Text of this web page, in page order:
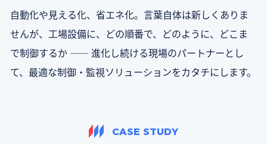
自動化や見える化、省エネ化。言葉自体は新しくありま
せんが、工場設備に、どの順番で、どのように、どこま
で制御するか —— 進化し続ける現場のパートナーとし
て、最適な制御・監視ソリューションをカタチにします。
CASE STUDY